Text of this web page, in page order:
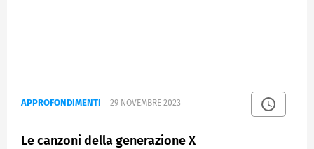
APPROFONDIMENTI 29 NOVEMBRE 2023
Le canzoni della generazione X